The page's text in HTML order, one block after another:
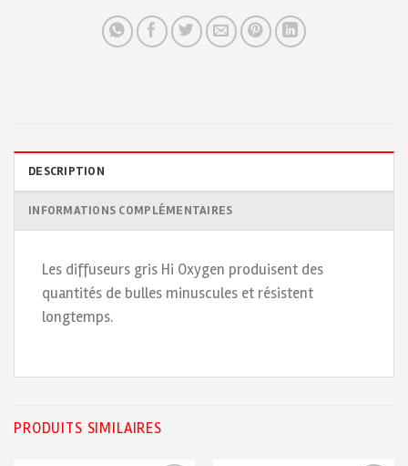
DESCRIPTION
INFORMATIONS COMPLÉMENTAIRES
Les diffuseurs gris Hi Oxygen produisent des
quantités de bulles minuscules et résistent
longtemps.
PRODUITS SIMILAIRES